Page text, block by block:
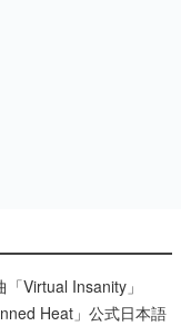
Virtual Insanity」
Heat」公式日本語